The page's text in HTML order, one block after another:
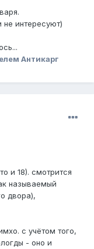
интересуют)
Антикарг
и 18). смотрится
называемый
двора),
с учётом того,
- оно и